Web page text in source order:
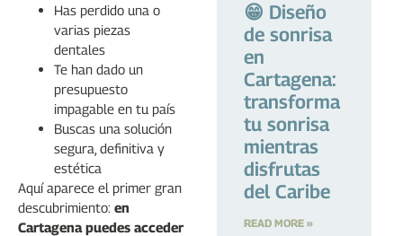
😁 Diseño
de sonrisa
en
Cartagena:
transforma
tu sonrisa
mientras
disfrutas
del Caribe
READ MORE »
Has perdido una o
varias piezas
dentales
Te han dado un
presupuesto
impagable en tu país
Buscas una solución
segura, definitiva y
estética
Aquí aparece el primer gran
descubrimiento: en
Cartagena puedes acceder